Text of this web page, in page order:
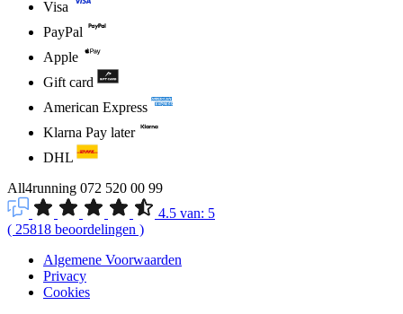
Visa
PayPal
Apple
Gift card
American Express
Klarna Pay later
DHL
All4running 072 520 00 99
4.5 van: 5
( 25818 beoordelingen )
Algemene Voorwaarden
Privacy
Cookies